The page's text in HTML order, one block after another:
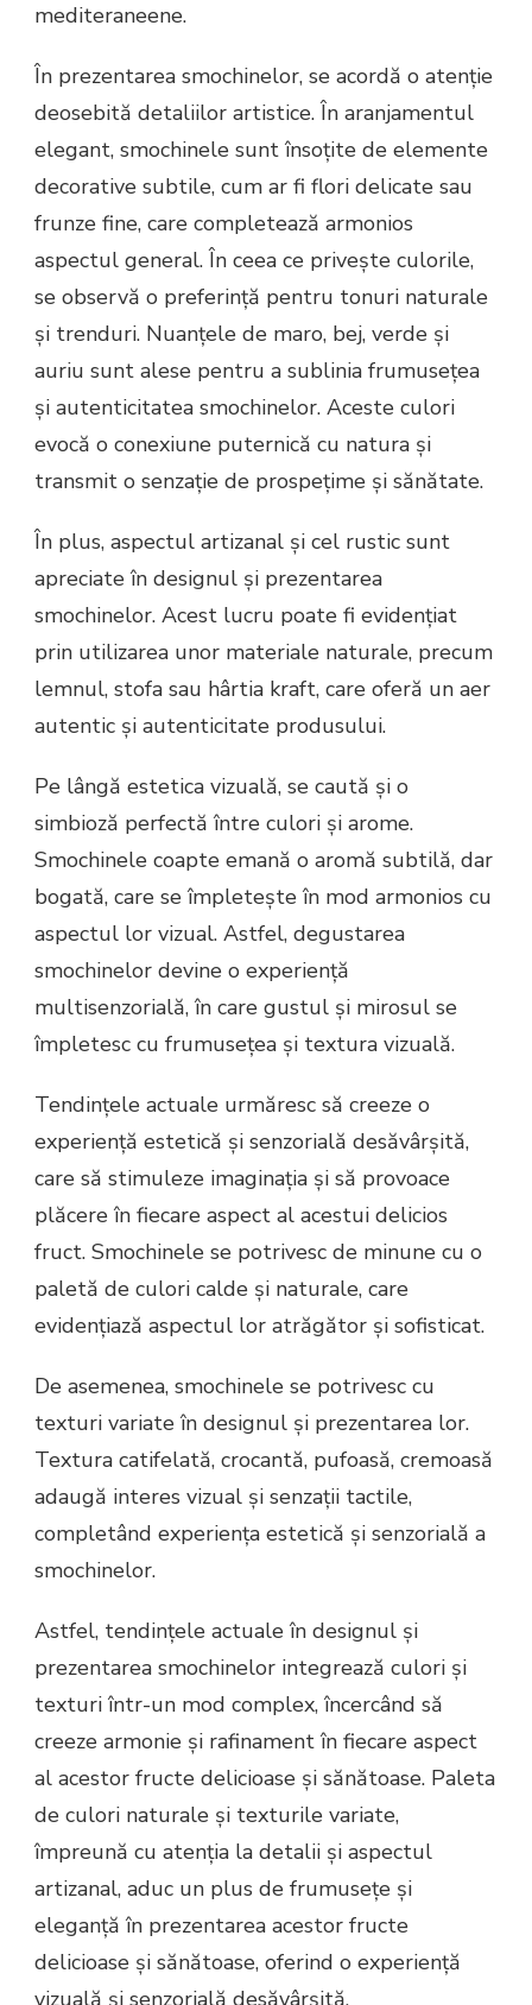
mediteraneene.
În prezentarea smochinelor, se acordă o atenție
deosebită detaliilor artistice. În aranjamentul
elegant, smochinele sunt însoțite de elemente
decorative subtile, cum ar fi flori delicate sau
frunze fine, care completează armonios
aspectul general. În ceea ce privește culorile,
se observă o preferință pentru tonuri naturale
și trenduri. Nuanțele de maro, bej, verde și
auriu sunt alese pentru a sublinia frumusețea
și autenticitatea smochinelor. Aceste culori
evocă o conexiune puternică cu natura și
transmit o senzație de prospețime și sănătate.
În plus, aspectul artizanal și cel rustic sunt
apreciate în designul și prezentarea
smochinelor. Acest lucru poate fi evidențiat
prin utilizarea unor materiale naturale, precum
lemnul, stofa sau hârtia kraft, care oferă un aer
autentic și autenticitate produsului.
Pe lângă estetica vizuală, se caută și o
simbioză perfectă între culori și arome.
Smochinele coapte emană o aromă subtilă, dar
bogată, care se împletește în mod armonios cu
aspectul lor vizual. Astfel, degustarea
smochinelor devine o experiență
multisenzorială, în care gustul și mirosul se
împletesc cu frumusețea și textura vizuală.
Tendințele actuale urmăresc să creeze o
experiență estetică și senzorială desăvârșită,
care să stimuleze imaginația și să provoace
plăcere în fiecare aspect al acestui delicios
fruct. Smochinele se potrivesc de minune cu o
paletă de culori calde și naturale, care
evidențiază aspectul lor atrăgător și sofisticat.
De asemenea, smochinele se potrivesc cu
texturi variate în designul și prezentarea lor.
Textura catifelată, crocantă, pufoasă, cremoasă
adaugă interes vizual și senzații tactile,
completând experiența estetică și senzorială a
smochinelor.
Astfel, tendințele actuale în designul și
prezentarea smochinelor integrează culori și
texturi într-un mod complex, încercând să
creeze armonie și rafinament în fiecare aspect
al acestor fructe delicioase și sănătoase. Paleta
de culori naturale și texturile variate,
împreună cu atenția la detalii și aspectul
artizanal, aduc un plus de frumusețe și
eleganță în prezentarea acestor fructe
delicioase și sănătoase, oferind o experiență